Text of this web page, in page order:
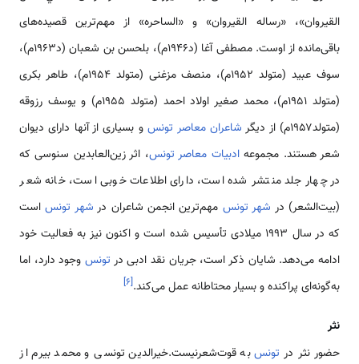
القیروان»، «رساله القیروان» و «الساحره» از مهم‌ترین قصیده‌های
باقی‌مانده از اوست. مصطفی آغا (د۱۹۴۶م)، بلحسن بن شعبان (د۱۹۶۳م)،
سوف عبید (متولد ۱۹۵۲م)، منصف مزغنی (متولد ۱۹۵۴م)، طاهر بکری
(متولد ۱۹۵۱م)، محمد صغیر اولاد احمد (متولد ۱۹۵۵م) و یوسف رزوقه
(متولد۱۹۵۷م) از دیگر
شاعران معاصر تونسو بسیاری از آنها دارای دیوان
شعر هستند. مجموعهادبیات معاصر تونس، اثر زین‌العابدین سنوسی که
در چهار جلد منتشر شده است، دارای اطلاعات خوبی است، خانه شعر
(بیت‌الشعر) در شهر تونس مهم‌ترین انجمن شاعران در شهر تونساست
که در سال ۱۹۹۳ میلادی تأسیس شده است و اکنون نیز به فعالیت خود
ادامه می‌دهد. شایان ذکر است، جریان نقد ادبی در تونس وجود دارد، اما
به‌گونه‌ای پراکنده و بسیار محتاطانه عمل می‌کند.[۶]
نثر
حضور نثر در تونسبه قوت‌شعرنیست.خیرالدین تونسی و محمد بیرم از